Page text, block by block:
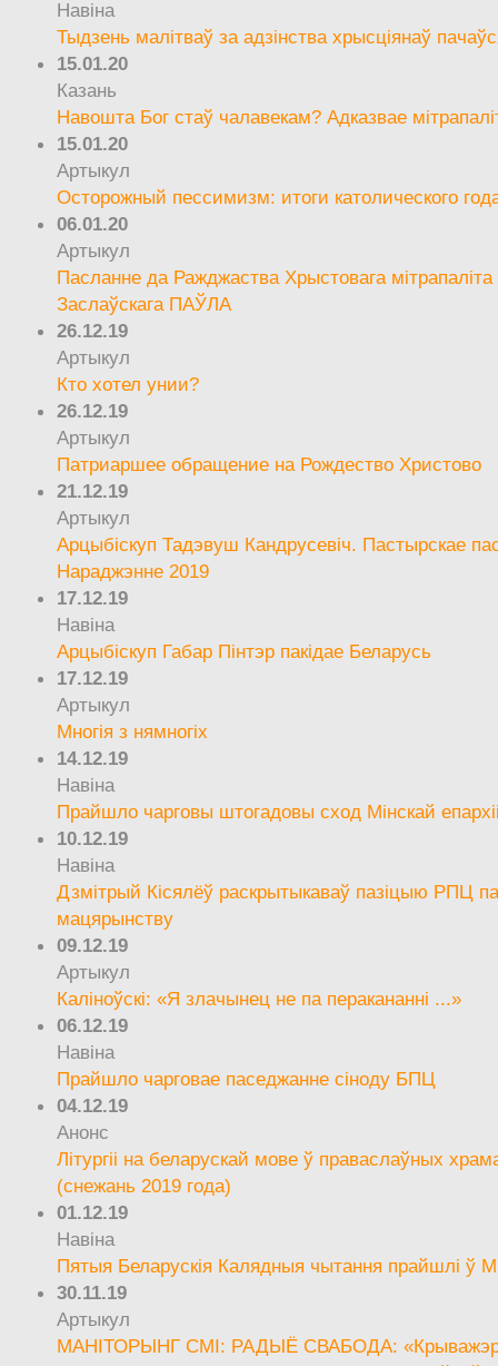
Навіна
Тыдзень малітваў за адзінства хрысціянаў
15.01.20
Казань
Навошта Бог стаў чалавекам? Адказвае
15.01.20
Артыкул
Осторожный пессимизм: итоги католического
06.01.20
Артыкул
Пасланне да Ражджаства Хрыстовага мітрапаліта
Заслаўскага ПАЎЛА
26.12.19
Артыкул
Кто хотел унии?
26.12.19
Артыкул
Патриаршее обращение на Рождество Христово
21.12.19
Артыкул
Арцыбіскуп Тадэвуш Кандрусевіч. Пастырскае
Нараджэнне 2019
17.12.19
Навіна
Арцыбіскуп Габар Пінтэр пакідае Беларусь
17.12.19
Артыкул
Многія з нямногіх
14.12.19
Навіна
Прайшло чарговы штогадовы сход Мінскай
10.12.19
Навіна
Дзмітрый Кісялёў раскрытыкаваў пазіцыю РПЦ
мацярынству
09.12.19
Артыкул
Каліноўскі: «Я злачынец не па перакананні ...»
06.12.19
Навіна
Прайшло чарговае паседжанне сіноду БПЦ
04.12.19
Анонс
Літургіі на беларускай мове ў праваслаўных
(снежань 2019 года)
01.12.19
Навіна
Пятыя Беларускія Калядныя чытання прайшлі ў
30.11.19
Артыкул
МАНІТОРЫНГ СМІ: РАДЫЁ СВАБОДА: